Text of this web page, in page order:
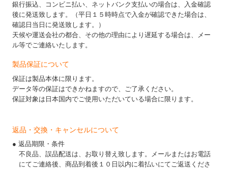
銀行振込、コンビニ払い、ネットバンク支払いの場合は、入金確認
後に発送致します。（平日１５時時点で入金が確認できた場合は、
確認日当日に発送致します。）
天候や運送会社の都合、その他の理由により遅延する場合は、メー
ル等でご連絡いたします。
製品保証について
保証は製品本体に限ります。
データ等の保証はできかねますので、ご了承ください。
保証対象は日本国内でご使用いただいている場合に限ります。
返品・交換・キャンセルについて
● 返品期限・条件
不良品、誤品配送は、お取り替え致します。メールまたはお電話
にてご連絡後、商品到着後１０日以内に着払いにてご返送くださ